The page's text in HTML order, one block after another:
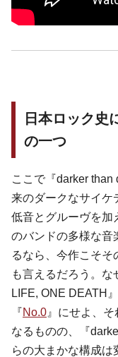
日本ロック史
の一つ
ここで『darker than
来のダークなサイケ
低音とグルーヴを加
のバンドの多様な音
るなら、今作こそそ
も言えるだろう。な
LIFE, ONE DEATH
『No.0 』にせよ、
なるものの、『
らの大まかな構成は